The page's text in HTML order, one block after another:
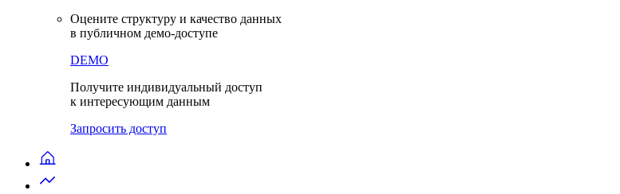
Оцените структуру и качество данных
в публичном демо-доступе
DEMO
Получите индивидуальный доступ
к интересующим данным
Запросить доступ